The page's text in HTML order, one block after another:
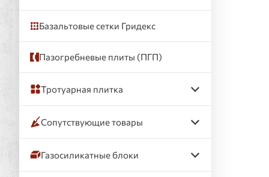
Базальтовые сетки Гридекс
Пазогребневые плиты (ПГП)
Тротуарная плитка
Сопутствующие товары
Газосиликатные блоки